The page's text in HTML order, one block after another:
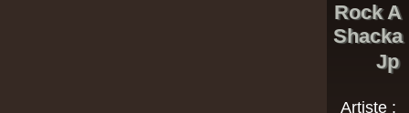
Rock A
Shacka
Jp
Artiste :